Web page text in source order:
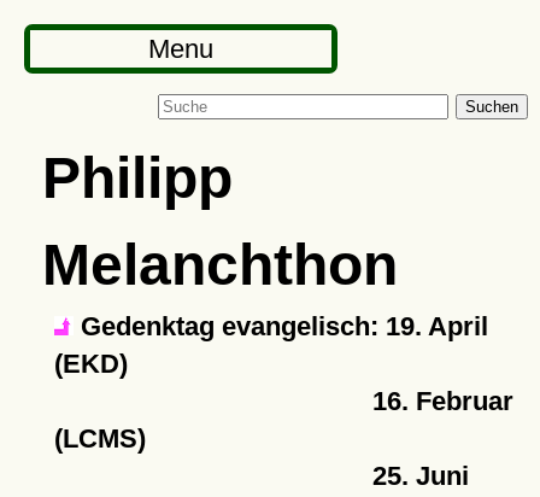
Menu
Suchen
Philipp
Melanchthon
Gedenktag evangelisch: 19. April
(EKD)
16. Februar
(LCMS)
25. Juni